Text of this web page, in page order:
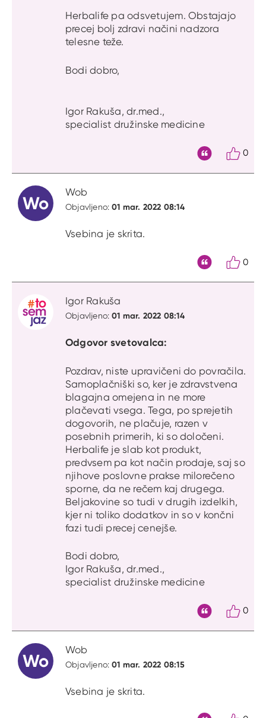
Herbalife pa odsvetujem. Obstajajo
precej bolj zdravi načini nadzora
telesne teže.
Bodi dobro,
Igor Rakuša, dr.med.,
specialist družinske medicine
0
Wo
Wob
Objavljeno:01 mar. 2022 08:14
Vsebina je skrita.
0
Igor Rakuša
Objavljeno:01 mar. 2022 08:14
Odgovor svetovalca:
Pozdrav, niste upravičeni do povračila.
Samoplačniški so, ker je zdravstvena
blagajna omejena in ne more
plačevati vsega. Tega, po sprejetih
dogovorih, ne plačuje, razen v
posebnih primerih, ki so določeni.
Herbalife je slab kot produkt,
predvsem pa kot način prodaje, saj so
njihove poslovne prakse milorečeno
sporne, da ne rečem kaj drugega.
Beljakovine so tudi v drugih izdelkih,
kjer ni toliko dodatkov in so v končni
fazi tudi precej cenejše.
Bodi dobro,
Igor Rakuša, dr.med.,
specialist družinske medicine
0
Wo
Wob
Objavljeno:01 mar. 2022 08:15
Vsebina je skrita.